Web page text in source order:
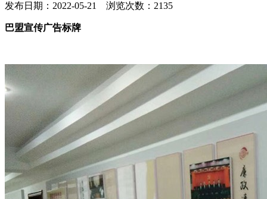
发布日期：2022-05-21 浏览次数：2135
巴盟宣传广告标牌